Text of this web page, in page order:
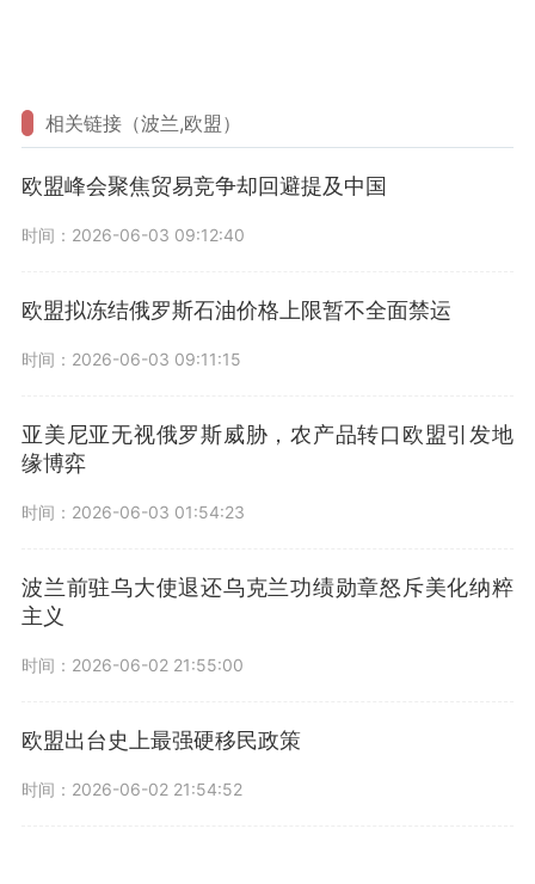
相关链接（波兰,欧盟）
欧盟峰会聚焦贸易竞争却回避提及中国
时间：2026-06-03 09:12:40
欧盟拟冻结俄罗斯石油价格上限暂不全面禁运
时间：2026-06-03 09:11:15
亚美尼亚无视俄罗斯威胁，农产品转口欧盟引发地
缘博弈
时间：2026-06-03 01:54:23
波兰前驻乌大使退还乌克兰功绩勋章怒斥美化纳粹
主义
时间：2026-06-02 21:55:00
欧盟出台史上最强硬移民政策
时间：2026-06-02 21:54:52